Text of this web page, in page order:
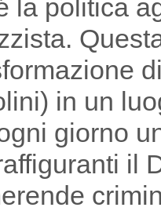
la politica
in un
giorno
il